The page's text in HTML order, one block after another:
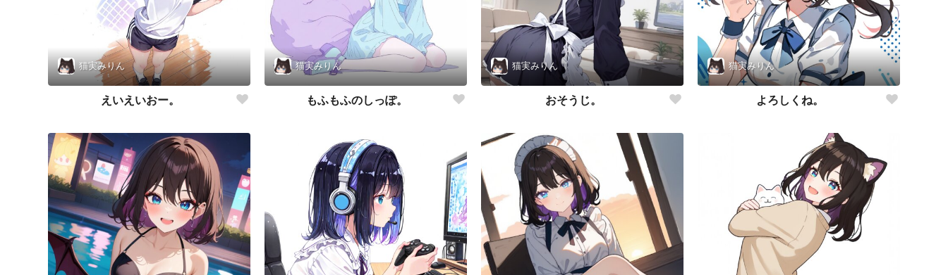
猫実みりん
えいえいおー。
猫実みりん
もふもふのしっぽ。
猫実みりん
おそうじ。
猫実みりん
よろしくね。